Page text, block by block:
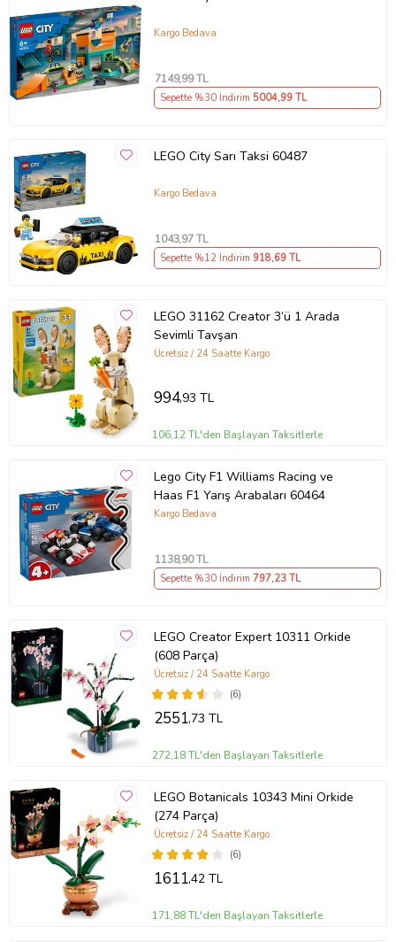
Kargo Bedava
7149,99 TL
Sepette %30 İndirim 5004,99 TL
LEGO City Sarı Taksi 60487
Kargo Bedava
1043,97 TL
Sepette %12 İndirim 918,69 TL
LEGO 31162 Creator 3’ü 1 Arada
Sevimli Tavşan
Ücretsiz / 24 Saatte Kargo
994,93 TL
106,12 TL'den Başlayan Taksitlerle
Lego City F1 Williams Racing ve
Haas F1 Yarış Arabaları 60464
Kargo Bedava
1138,90 TL
Sepette %30 İndirim 797,23 TL
LEGO Creator Expert 10311 Orkide
(608 Parça)
(6)
Ücretsiz / 24 Saatte Kargo
2551,73 TL
272,18 TL'den Başlayan Taksitlerle
LEGO Botanicals 10343 Mini Orkide
(274 Parça)
(6)
Ücretsiz / 24 Saatte Kargo
1611,42 TL
171,88 TL'den Başlayan Taksitlerle